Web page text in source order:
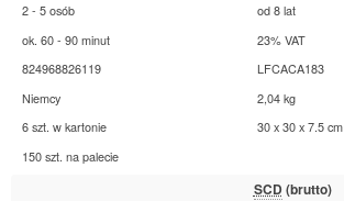
2 - 5 osób
od 8 lat
ok. 60 - 90 minut
23% VAT
824968826119
LFCACA183
Niemcy
2,04 kg
6 szt. w kartonie
30 x 30 x 7.5 cm
150 szt. na palecie
SCD (brutto)